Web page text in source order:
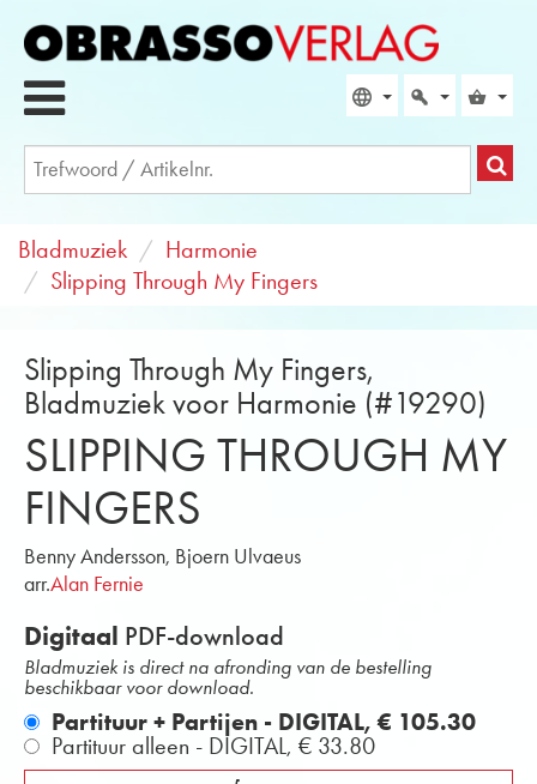
Bladmuziek
Harmonie
Slipping Through My Fingers
Slipping Through My Fingers,
Bladmuziek voor Harmonie (#19290)
SLIPPING THROUGH MY
FINGERS
Benny Andersson, Bjoern Ulvaeus
arr.Alan Fernie
Digitaal PDF-download
Bladmuziek is direct na afronding van de bestelling
beschikbaar voor download.
Partituur + Partijen - DIGITAL,€ 105.30
Partituur alleen - DIGITAL, € 33.80